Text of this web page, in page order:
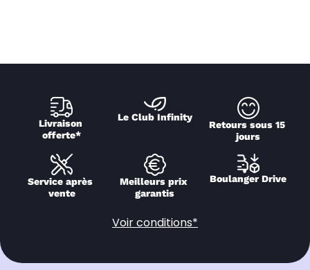
Livraison
offerte*
Le Club Infinity
Retours sous 15
jours
Service après
vente
Meilleurs prix
garantis
Boulanger Drive
Voir conditions*